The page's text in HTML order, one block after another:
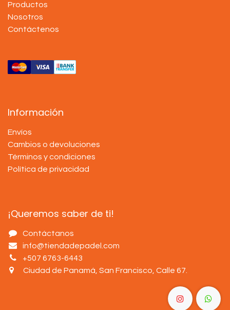
Productos
Nosotros
Contáctenos
Información
Envíos
Cambios o devoluciones
Términos y condiciones
Política de privacidad
¡Queremos saber de ti!
Contáctanos
info@tiendadepadel.com
+507 6763-6443
Ciudad de Panamá, San Francisco, Calle 67.